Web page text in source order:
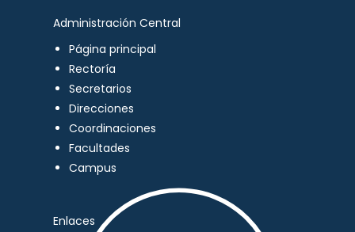
Administración Central
Página principal
Rectoría
Secretarios
Direcciones
Coordinaciones
Facultades
Campus
Enlaces